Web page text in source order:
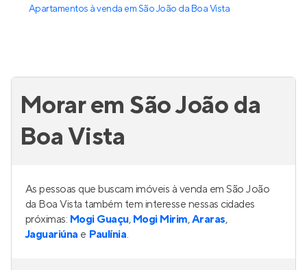
Apartamentos à venda em São João da Boa Vista
Morar em São João da
Boa Vista
As pessoas que buscam imóveis à venda em São João
da Boa Vista também tem interesse nessas cidades
próximas: Mogi Guaçu, Mogi Mirim,Araras,
Jaguariúna e Paulínia.